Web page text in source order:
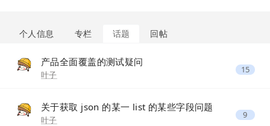
个人信息 专栏 话题 回帖
产品全面覆盖的测试疑问
叶子 15
关于获取 json 的某一 list 的某些字段问题
叶子 9